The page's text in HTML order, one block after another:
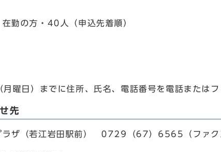
勤の方・40人（申込先着順）
曜日）までに住所、氏名、電話番号を電話またはフ
先
ザ（若江岩田駅前） 0729（67）6565（ファク